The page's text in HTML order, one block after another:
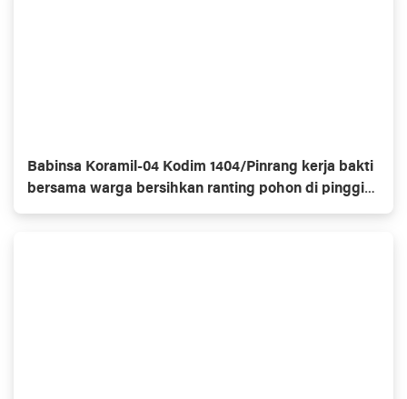
Babinsa Koramil-04 Kodim 1404/Pinrang kerja bakti
bersama warga bersihkan ranting pohon di pinggir
jalan